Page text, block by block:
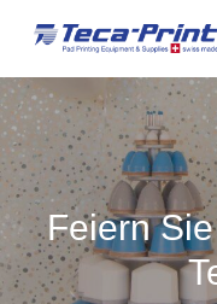
main
content
Feiern